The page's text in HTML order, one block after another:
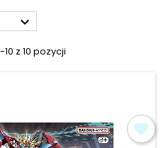

z 10 pozycji